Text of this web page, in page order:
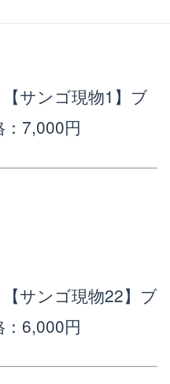
【サンゴ現物1】ブ
：7,000円
【サンゴ現物22】ブ
：6,000円